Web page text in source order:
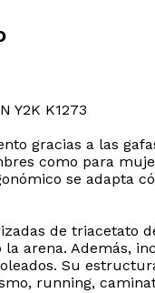
Y2K K1273
gracias a las
como para
se adapta
de
arena. Además,
Su
running,